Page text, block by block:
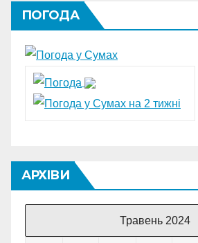
ПОГОДА
АРХІВИ
Травень 2024